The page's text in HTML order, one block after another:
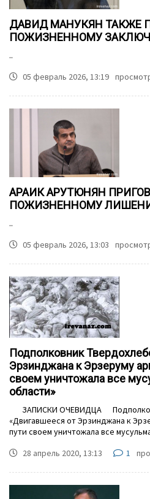
ДАВИД МАНУКЯН ТАКЖЕ
ПОЖИЗНЕННОМУ
..
05 февраль 2026, 13:19
АРАИК АРУТЮНЯН
ПОЖИЗНЕННОМУ
..
05 февраль 2026, 13:03
Подполковник
Эрзинджана к Эрзеруму
своем уничтожала все
области»
ЗАПИСКИ ОЧЕВИДЦА
«Двигавшееся от Эрзинджана к
пути своем уничтожала все
28 апрель 2020, 13:13
1